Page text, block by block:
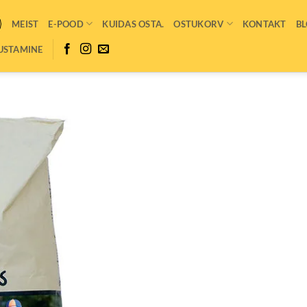
MEIST E-POOD KUIDAS OSTA. OSTUKORV KONTAKT